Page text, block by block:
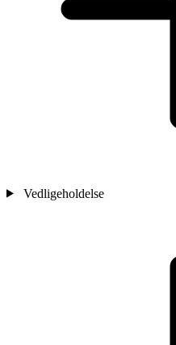
Vedligeholdelse